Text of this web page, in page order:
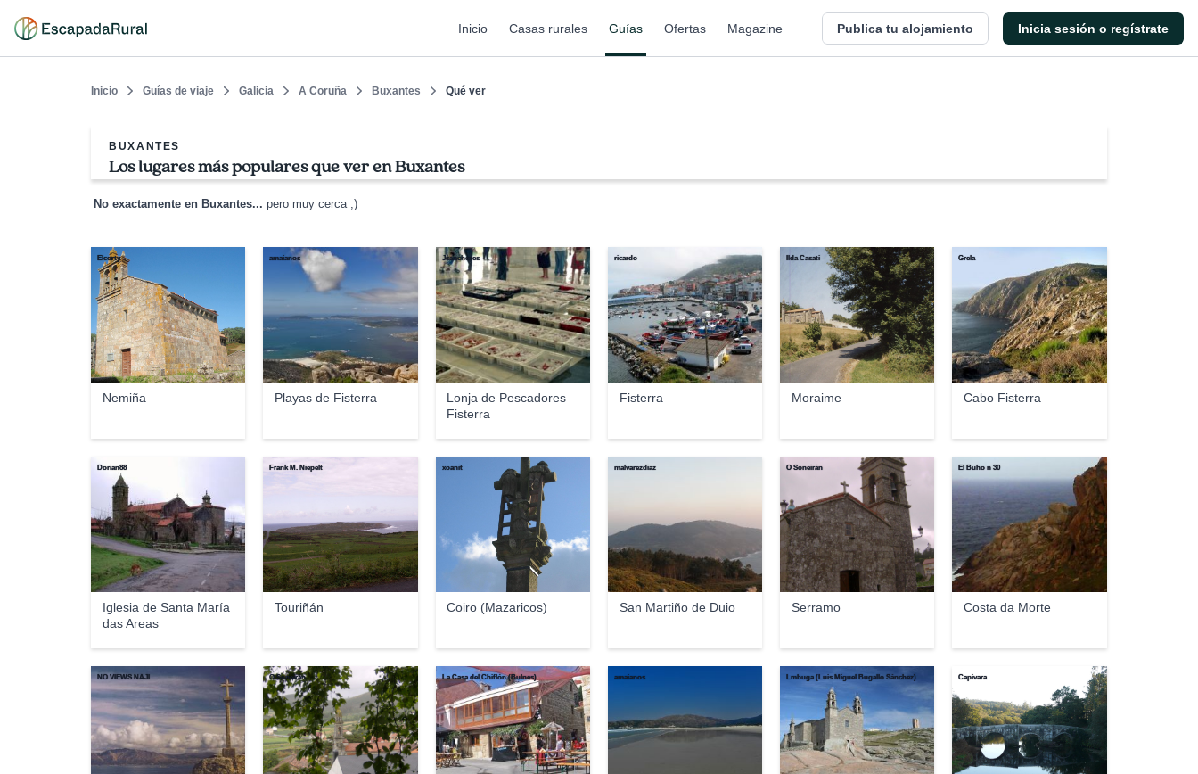
Inicio Casas rurales Guías Ofertas Magazine Publica tu alojamiento Inicia sesión o regístrate
Inicio Guías de viaje Galicia A Coruña Buxantes Qué ver
BUXANTES
Los lugares más populares que ver en Buxantes
No exactamente en Buxantes... pero muy cerca ;)
Nemiña
Elcorty
Playas de Fisterra
amaianos
Lonja de Pescadores
Fisterra
Jsanchezes
Fisterra
ricardo
Moraime
Ilda Casati
Cabo Fisterra
Grela
Iglesia de Santa María
das Areas
Dorian88
Touriñán
Frank M. Niepelt
Coiro (Mazaricos)
xoanit
San Martiño de Duio
malvarezdiaz
Serramo
O Soneirán
Costa da Morte
El Buho n 30
NO VIEWS NAJI O Soneirán La Casa del Chiflón (Bulnes) amaianos Lmbuga (Luis Miguel Bugallo Sánchez) Capivara